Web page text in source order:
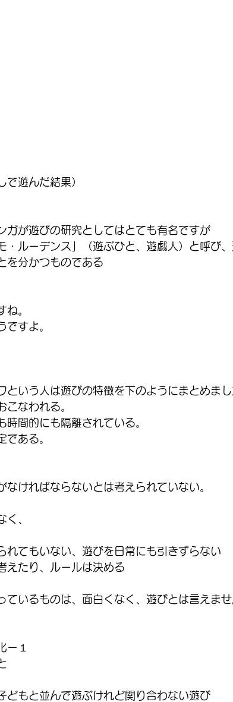
で遊んだ結果）
ガが遊びの研究としてはとても有名ですが
・ルーデンス」（遊ぶひと、遊戯人）と呼び
を分かつものである
ね。
ですよ。
という人は遊びの特徴を下のようにまとめま
こなわれる。
時間的にも隔離されている。
である。
なければならないとは考えられていない。
く、
れてもいない、遊びを日常にも引きずらない
えたり、ルールは決める
ているものは、面白くなく、遊びとは言えま
ー１
どもと並んで遊ぶけれど関り合わない遊び